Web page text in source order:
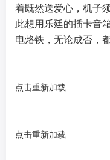
着既然送爱心，机子
此想用乐廷的插卡音
电烙铁，无论成否，
点击重新加载
点击重新加载